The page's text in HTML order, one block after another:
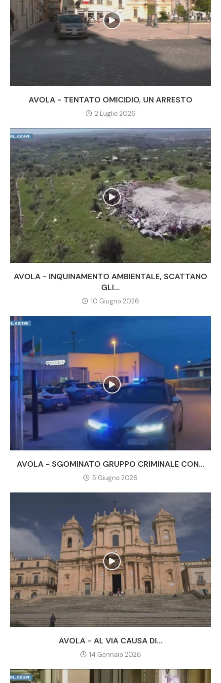
AVOLA - TENTATO OMICIDIO, UN ARRESTO
2 Luglio 2026
AVOLA - INQUINAMENTO AMBIENTALE, SCATTANO
GLI...
10 Giugno 2026
AVOLA - SGOMINATO GRUPPO CRIMINALE CON...
5 Giugno 2026
AVOLA - AL VIA CAUSA DI...
14 Gennaio 2026